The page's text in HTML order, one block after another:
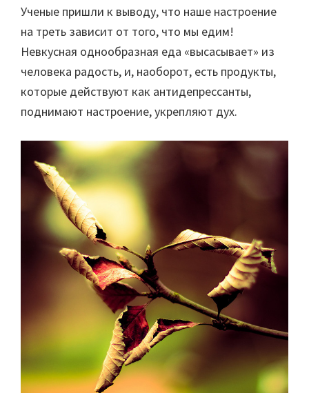
Ученые пришли к выводу, что наше настроение
на треть зависит от того, что мы едим!
Невкусная однообразная еда «высасывает» из
человека радость, и, наоборот, есть продукты,
которые действуют как антидепрессанты,
поднимают настроение, укрепляют дух.